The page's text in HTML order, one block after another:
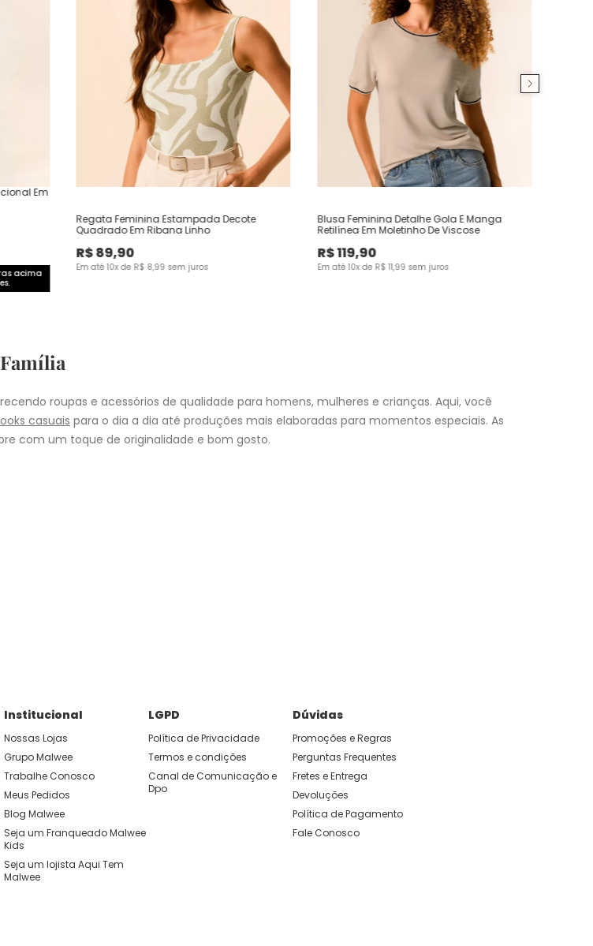
Em
acima
Regata Feminina Estampada Decote
Quadrado Em Ribana Linho
R$89,90
Em até10x de R$ 8,99 sem juros
Blusa Feminina Detalhe Gola E Manga
Retilínea Em Moletinho De Viscose
R$119,90
Em até10x de R$ 11,99 sem juros
roupas e acessórios de qualidade para homens, mulheres e crianças. Aqui, você
casuais para o dia a dia até produções mais elaboradas para momentos especiais. As
com um toque de originalidade e bom gosto.
Institucional
Nossas Lojas
Grupo Malwee
Trabalhe Conosco
Meus Pedidos
Blog Malwee
Seja um Franqueado Malwee
Kids
Seja um lojista Aqui Tem
Malwee
LGPD
Política de Privacidade
Termos e condições
Canal de Comunicação e
Dpo
Dúvidas
Promoções e Regras
Perguntas Frequentes
Fretes e Entrega
Devoluções
Política de Pagamento
Fale Conosco